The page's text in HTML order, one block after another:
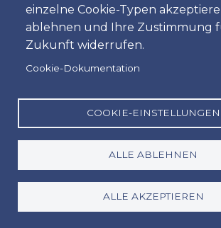
einzelne Cookie-Typen
ablehnen und Ihre Zustimmung
Zukunft widerrufen.
Cookie-Dokumentation
COOKIE-EINSTELLUNGEN
ALLE ABLEHNEN
ALLE AKZEPTIEREN
Available extras
Baby-Schalen / Kindersitze / Kinder-
PAI - Unfallversicherung
Selbstbeteiligung
Geräte Elektronische Maut / pro tag
Price table